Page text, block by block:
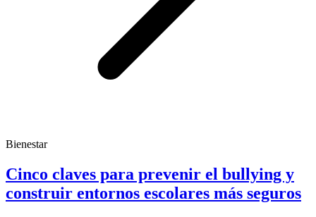
Bienestar
Cinco claves para prevenir el bullying y
construir entornos escolares más seguros